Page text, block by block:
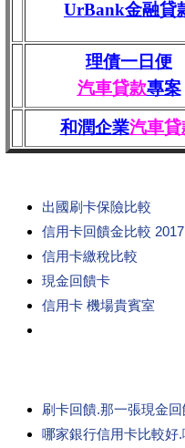
UrBank金融貸
理債一日便
汽車貸款專案
和潤企業汽車貸
出國刷卡保險比較
信用卡回饋金比較 2017
信用卡繳稅比較
現金回饋卡
信用卡 機場貴賓室
刷卡回饋.那一張現金
哪家銀行信用卡比較好